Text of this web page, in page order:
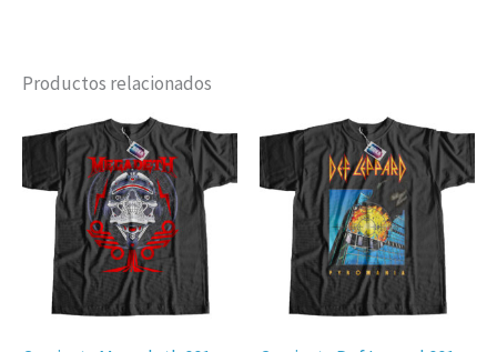
Productos relacionados
Rango
de
precios:
desde
$ 39.900
hasta
$ 49.900
producto
tiene
múltiples
variantes.
opciones